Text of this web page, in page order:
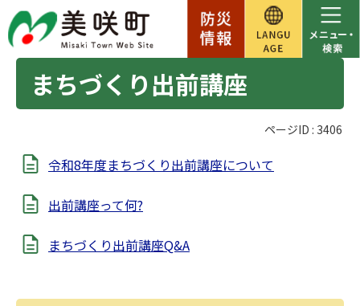
まちづくり出前講座
ページID : 3406
令和8年度まちづくり出前講座について
出前講座って何?
まちづくり出前講座Q&A